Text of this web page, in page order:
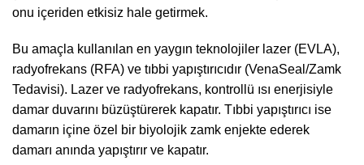
onu içeriden etkisiz hale getirmek.
Bu amaçla kullanılan en yaygın teknolojiler lazer (EVLA),
radyofrekans (RFA) ve tıbbi yapıştırıcıdır (VenaSeal/Zamk
Tedavisi). Lazer ve radyofrekans, kontrollü ısı enerjisiyle
damar duvarını büzüştürerek kapatır. Tıbbi yapıştırıcı ise
damarın içine özel bir biyolojik zamk enjekte ederek
damarı anında yapıştırır ve kapatır.